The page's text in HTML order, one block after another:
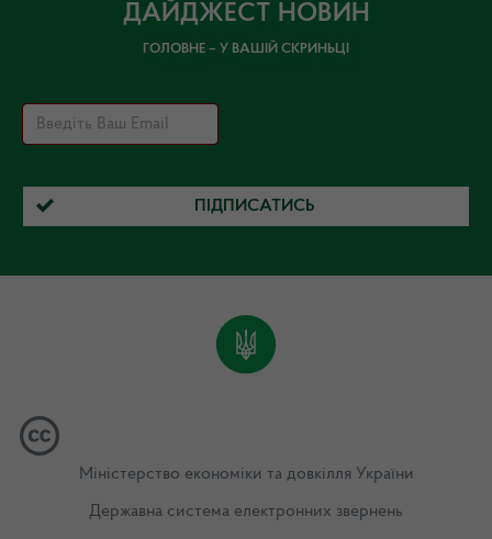
ДАЙДЖЕСТ НОВИН
ГОЛОВНЕ – У ВАШІЙ СКРИНЬЦІ
ПІДПИСАТИСЬ
Міністерство економіки та довкілля України
Державна система електронних звернень